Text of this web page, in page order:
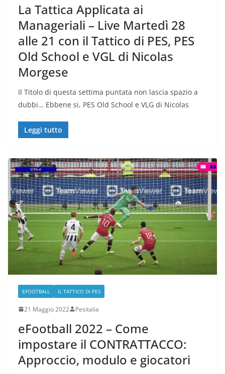
La Tattica Applicata ai
Manageriali – Live Martedì 28
alle 21 con il Tattico di PES, PES
Old School e VGL di Nicolas
Morgese
Il Titolo di questa settima puntata non lascia spazio a
dubbi… Ebbene si, PES Old School e VLG di Nicolas
Leggi tutto
EFOOTBALL IL TATTICO DI PES
21 Maggio 2022 Pesitalia
eFootball 2022 – Come
impostare il CONTRATTACCO:
Approccio, modulo e giocatori